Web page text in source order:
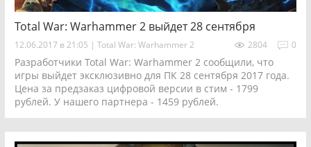
Total War: Warhammer 2 выйдет 28 сентября
12.06.2017 в 21:05 | Total War: Warhammer 2 0
2804
Разработчики Total War: Warhammer 2 сообщили, что
игры выйдет эксклюзивно для ПК 28 сентября 2017 года.
Цена за предзаказ цифровой версии в стим - 1799
рублей. У нашего партнера - 1459 рублей.